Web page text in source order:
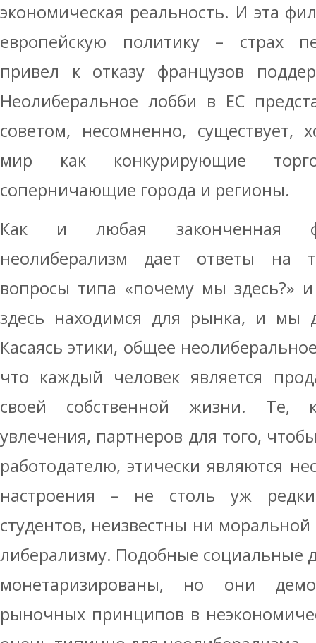
экономическая реальность. И эта
европейскую политику – страх
привел к отказу французов
Неолиберальное лобби в ЕС
советом, несомненно, существует,
мир как конкурирующие
соперничающие города и регионы.
Как и любая законченная
неолиберализм дает ответы на
вопросы типа «почему мы здесь?»
здесь находимся для рынка, и мы
Касаясь этики, общее
что каждый человек является
своей собственной жизни. Те,
увлечения, партнеров для того,
работодателю, этически являются
настроения – не столь уж
студентов, неизвестны ни
либерализму. Подобные социальные
монетаризированы, но они
рыночных принципов в